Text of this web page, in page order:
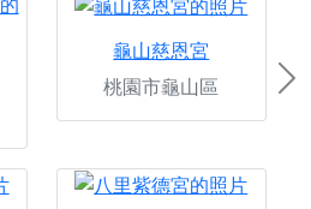
龜山慈恩宮
桃園市龜山區